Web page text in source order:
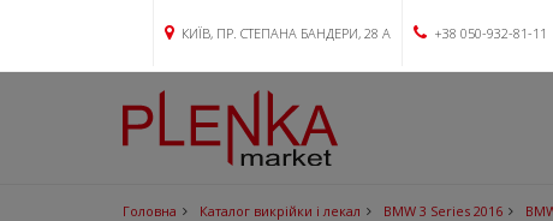
КИЇВ, ПР. СТЕПАНА БАНДЕРИ, 28 А +38 050-932-81-11
Головна Каталог викрійки і лекал BMW 3 Series 2016